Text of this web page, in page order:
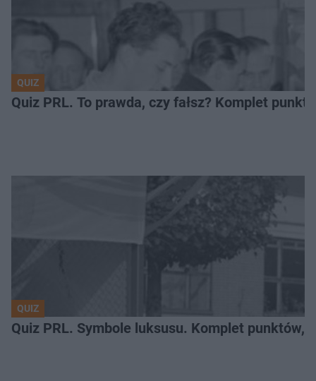
QUIZ
Quiz PRL. To prawda, czy fałsz? Komplet
QUIZ
Quiz PRL. Symbole luksusu. Komplet punktów,